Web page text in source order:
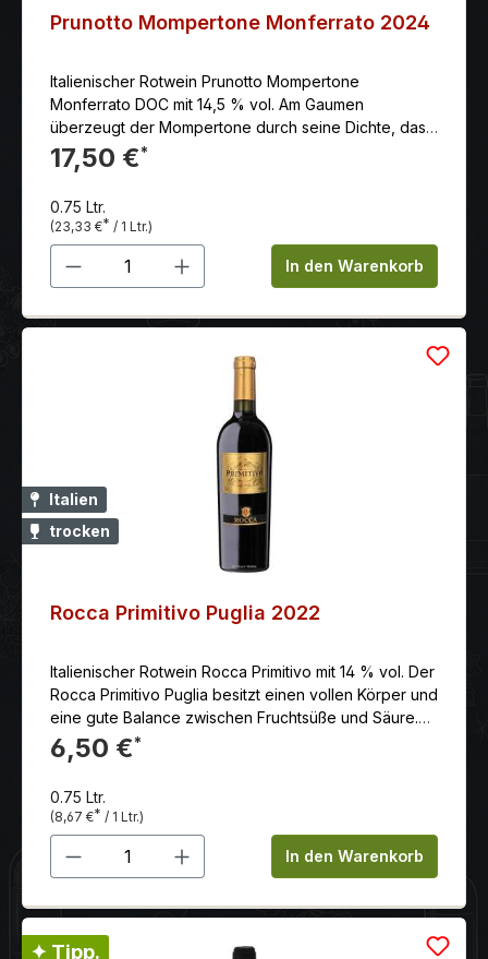
Prunotto Mompertone Monferrato 2024
Italienischer Rotwein Prunotto Mompertone
Monferrato DOC mit 14,5 % vol. Am Gaumen
überzeugt der Mompertone durch seine Dichte, das
sanfte Tannin, Eleganz und gute und geschmackvolle
Länge.
17,50 €*
0.75 Ltr.
(23,33 €* / 1 Ltr.)
Produkt Anzahl: Gib denIn den Warenkorb
Italien
trocken
Rocca Primitivo Puglia 2022
Italienischer Rotwein Rocca Primitivo mit 14 % vol. Der
Rocca Primitivo Puglia besitzt einen vollen Körper und
eine gute Balance zwischen Fruchtsüße und Säure.
Der Abgang ist wunderbar weich und fruchtig. Das
Weinimperium Angelo Rocca & Figli wurde 1880 von
Enkel Ernesto und seinen Söhnen geleitet. Ein echtes
Familienweingut mit 80ha Weinbergen in der
Gemeinde Leverano im Herzen von Salento.
Allerdings werden nicht nur die Weine aus Apulien in
sondern auch ausgewählte Weine aus den
angesehensten Regionen Italiens. Das Portfolio der
6,50 €*
0.75 Ltr.
(8,67 €* / 1 Ltr.)
Produkt Anzahl: Gib denIn den Warenkorb
✦ Tipp.